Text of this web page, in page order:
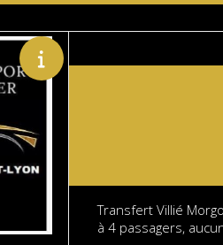
Transfert Villié
à 4 passagers,